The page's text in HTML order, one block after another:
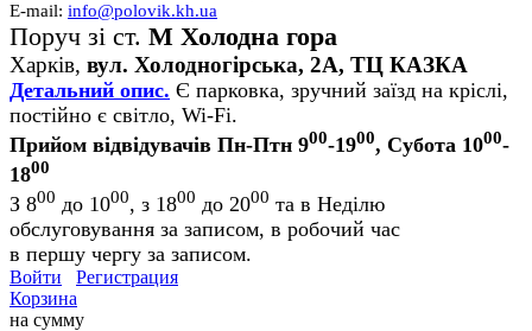
E-mail: info@polovik.kh.ua
Поруч зі ст. М Холодна гора
Харків, вул. Холодногірська, 2А, ТЦ КАЗКА
Детальний опис. Є парковка, зручний заїзд на кріслі,
постійно є світло, Wi-Fi.
Прийом відвідувачів Пн-Птн 900-1900, Субота 1000-
1800
З 800 до 1000, з 1800 до 2000 та в Неділю
обслуговування за записом, в робочий час
в першу чергу за записом.
Войти
Регистрация
Корзина
на сумму